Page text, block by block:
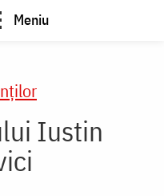
Meniu
Iustin